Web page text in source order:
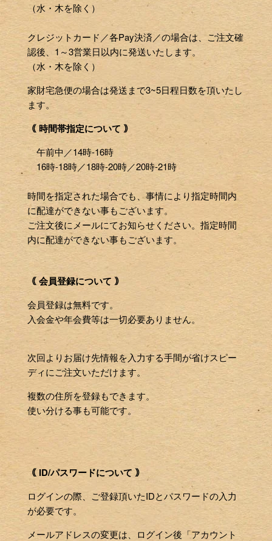
（水・木を除く）
クレジットカード／各Pay決済／の場合は、ご注文確
認後、1～3営業日以内に発送いたします。
（水・木を除く）
家財宅急便の場合は発送まで3~5日程日数を頂いたし
ます。
｟ 時間帯指定について ｠
午前中／14時-16時
16時-18時／18時-20時／20時-21時
時間を指定された場合でも、事情により指定時間内
に配達ができない事もございます。
ご注文後にメールにてお知らせください。指定時間
内に配達ができない事もございます。
｟ 会員登録について ｠
会員登録は無料です。
入会金や年会費等は一切必要ありません。
次回よりお届け先情報を入力する手間が省けスピー
ディにご注文いただけます。
複数の住所を登録もできます。
使い分ける事も可能です。
｟ ID/パスワードについて ｠
ログインの際、ご登録頂いたIDとパスワードの入力
が必要です。
メールアドレスの変更は、ログイン後「アカウント